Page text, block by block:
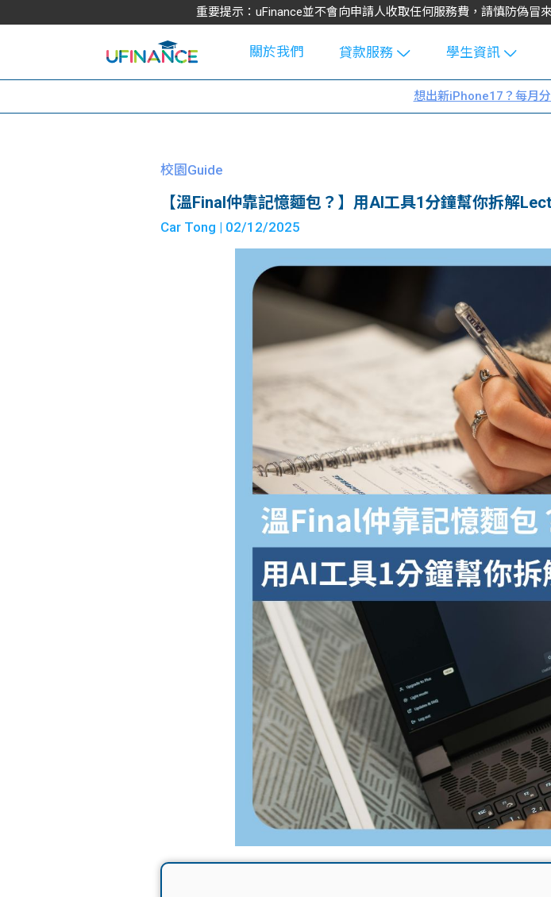
重要提示：uFinance並不會向申請人收取任何服務費，請慎防偽冒
關於我們
貸款服務
學生貸款
大學生學費
網上私人貸
款
學生資訊
Blog
大專生筍
Exchang
理財
Guide
學生貸款
101
想出新iPhone17？每月
校園Guide
【溫Final仲靠記憶麵包？】用AI工具1分鐘幫你拆解
Car Tong | 02/12/2025